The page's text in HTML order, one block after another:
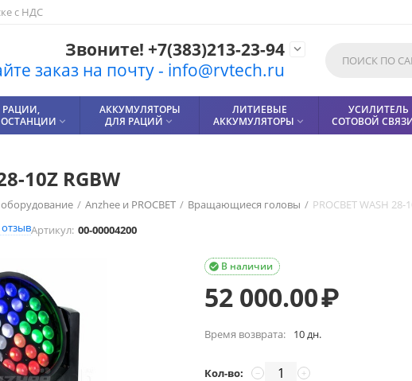
с НДС
Звоните! +7(383)213-23-94
заказ на почту - info@rvtech.ru

РАЦИИ,

АККУМУЛЯТОРЫ
ДЛЯ РАЦИЙ 
ЛИТИЕВЫЕ
АККУМУЛЯТОРЫ 
УСИЛИТЕЛЬ
СОТОВОЙ
10Z RGBW
/ Anzhee и PROCBET / Вращающиеся головы / PROCBET WASH 28-
Артикул: 00-00004200
В наличии

52 000.00₽
Время возврата: 10 дн.
Кол-во: +
−